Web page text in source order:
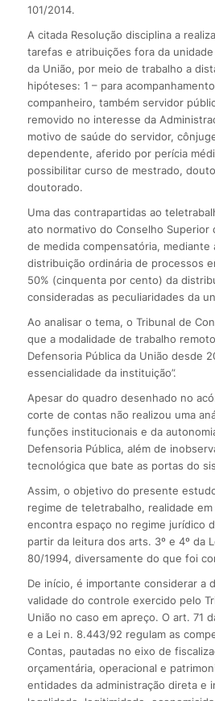
101/2014.
A citada Resolução disciplina a
tarefas e atribuições fora da
da União, por meio de trabalho a
hipóteses: 1 – para
companheiro, também servidor
removido no interesse da
motivo de saúde do servidor,
dependente, aferido por perícia
possibilitar curso de mestrado,
doutorado.
Uma das contrapartidas ao
ato normativo do Conselho Superior
de medida compensatória, mediante
distribuição ordinária de processos
50% (cinquenta por cento) da
consideradas as peculiaridades da
Ao analisar o tema, o Tribunal de
que a modalidade de trabalho
Defensoria Pública da União desde
essencialidade da instituição”.
Apesar do quadro desenhado no
corte de contas não realizou uma
funções institucionais e da
Defensoria Pública, além de
tecnológica que bate as portas do
Assim, o objetivo do presente
regime de teletrabalho, realidade
encontra espaço no regime jurídico
partir da leitura dos arts. 3º e 4º da
80/1994, diversamente do que foi
De início, é importante considerar a
validade do controle exercido pelo
União no caso em apreço. O art. 71
e a Lei n. 8.443/92 regulam as
Contas, pautadas no eixo de
orçamentária, operacional e
entidades da administração direta e